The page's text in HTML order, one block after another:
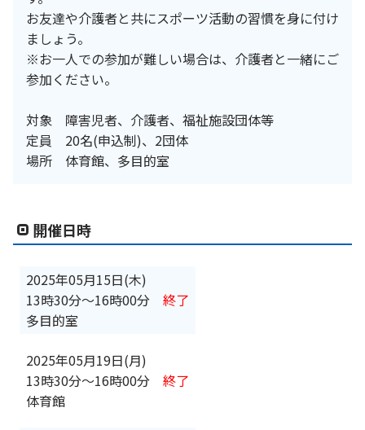
お友達や介護者と共にスポーツ活動の習慣を身に付け
ましょう。
※お一人での参加が難しい場合は、介護者と一緒にご
参加ください。
対象 障害児者、介護者、福祉施設団体等
定員 20名(申込制)、2団体
場所 体育館、多目的室
開催日時
2025年05月15日(木)
13時30分〜16時00分
多目的室
終了
2025年05月19日(月)
13時30分〜16時00分
体育館
終了